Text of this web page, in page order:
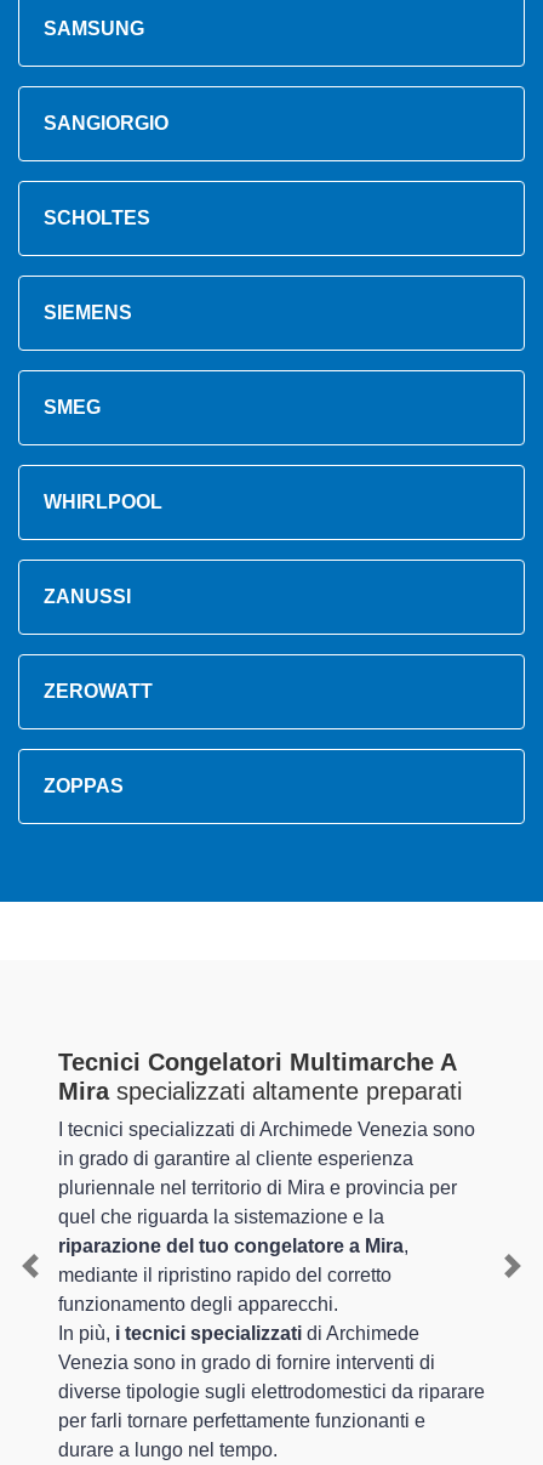
SAMSUNG
SANGIORGIO
SCHOLTES
SIEMENS
SMEG
WHIRLPOOL
ZANUSSI
ZEROWATT
ZOPPAS
Tecnici Congelatori Multimarche A
Miraspecializzati altamente preparati
I tecnici specializzati di Archimede Venezia sono
in grado di garantire al cliente esperienza
pluriennale nel territorio di Mira e provincia per
quel che riguarda la sistemazione e la
riparazione del tuo congelatore a Mira,
mediante il ripristino rapido del corretto
funzionamento degli apparecchi.
In più, i tecnici specializzati di Archimede
Venezia sono in grado di fornire interventi di
diverse tipologie sugli elettrodomestici da riparare
per farli tornare perfettamente funzionanti e
durare a lungo nel tempo.
Previous